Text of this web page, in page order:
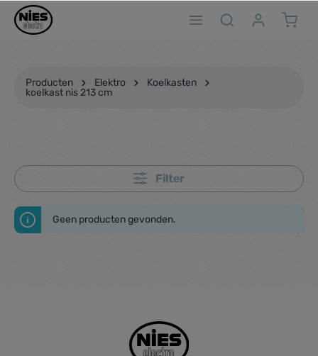
Producten Elektro
Koelkasten
koelkast nis 213 cm
Filter
Geen producten gevonden.